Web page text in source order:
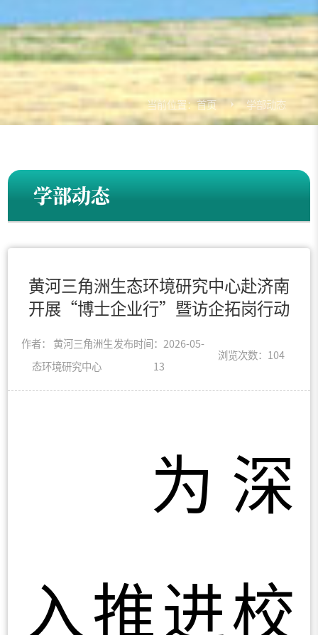
当前位置： 首页 学部动态
学部动态
黄河三角洲生态环境研究中心赴济南
开展“博士企业行”暨访企拓岗行动
作者： 黄河三角洲生
态环境研究中心
发布时间：2026-05-
13
浏览次数： 104
为深
入推进校